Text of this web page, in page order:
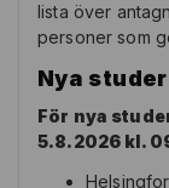
lista över
personer som
Nya
För nya
5.8.2026 kl.